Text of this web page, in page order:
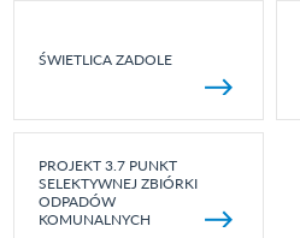
ŚWIETLICA ZADOLE
PROJEKT 3.7 PUNKT
SELEKTYWNEJ ZBIÓRKI
ODPADÓW
KOMUNALNYCH